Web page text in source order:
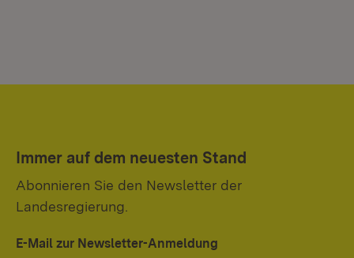
Immer auf dem neuesten Stand
Abonnieren Sie den Newsletter der
Landesregierung.
E-Mail zur Newsletter-Anmeldung